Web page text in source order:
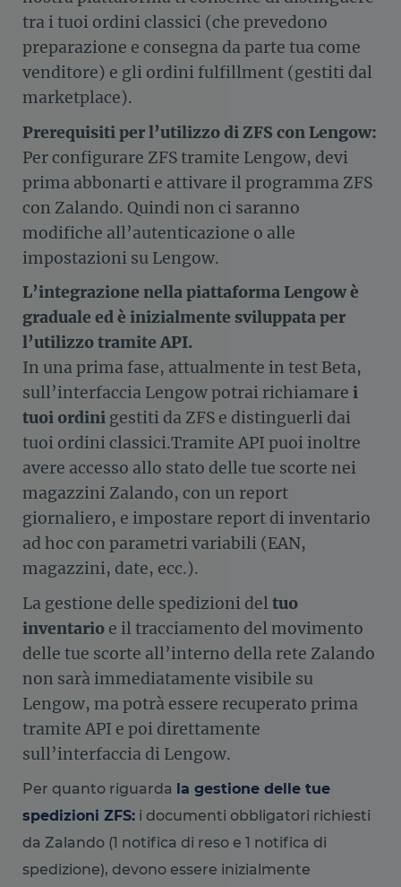
tra i tuoi ordini classici (che prevedono
preparazione e consegna da parte tua come
venditore) e gli ordini fulfillment (gestiti dal
marketplace).
Prerequisiti per l’utilizzo di ZFS con Lengow:
Per configurare ZFS tramite Lengow, devi
prima abbonarti e attivare il programma ZFS
con Zalando. Quindi non ci saranno
modifiche all’autenticazione o alle
impostazioni su Lengow.
L’integrazione nella piattaforma Lengow è
graduale ed è inizialmente sviluppata per
l’utilizzo tramite API.
In una prima fase, attualmente in test Beta,
sull’interfaccia Lengow potrai richiamare i
tuoi ordini gestiti da ZFS e distinguerli dai
tuoi ordini classici.Tramite API puoi inoltre
avere accesso allo stato delle tue scorte nei
magazzini Zalando, con un report
giornaliero, e impostare report di inventario
ad hoc con parametri variabili (EAN,
magazzini, date, ecc.).
La gestione delle spedizioni deltuo
inventario e il tracciamento del movimento
delle tue scorte all’interno della rete Zalando
non sarà immediatamente visibile su
Lengow, ma potrà essere recuperato prima
tramite API e poi direttamente
sull’interfaccia di Lengow.
Per quanto riguarda la gestione delle tue
spedizioni ZFS: i documenti obbligatori richiesti
da Zalando (1 notifica di reso e 1 notifica di
spedizione), devono essere inizialmente